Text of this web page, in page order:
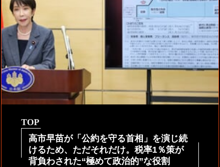
TOP
高市早苗が「公約を守る首相」を演じ続
けるため、ただそれだけ。税率1％策が
背負わされた“極めて政治的”な役割